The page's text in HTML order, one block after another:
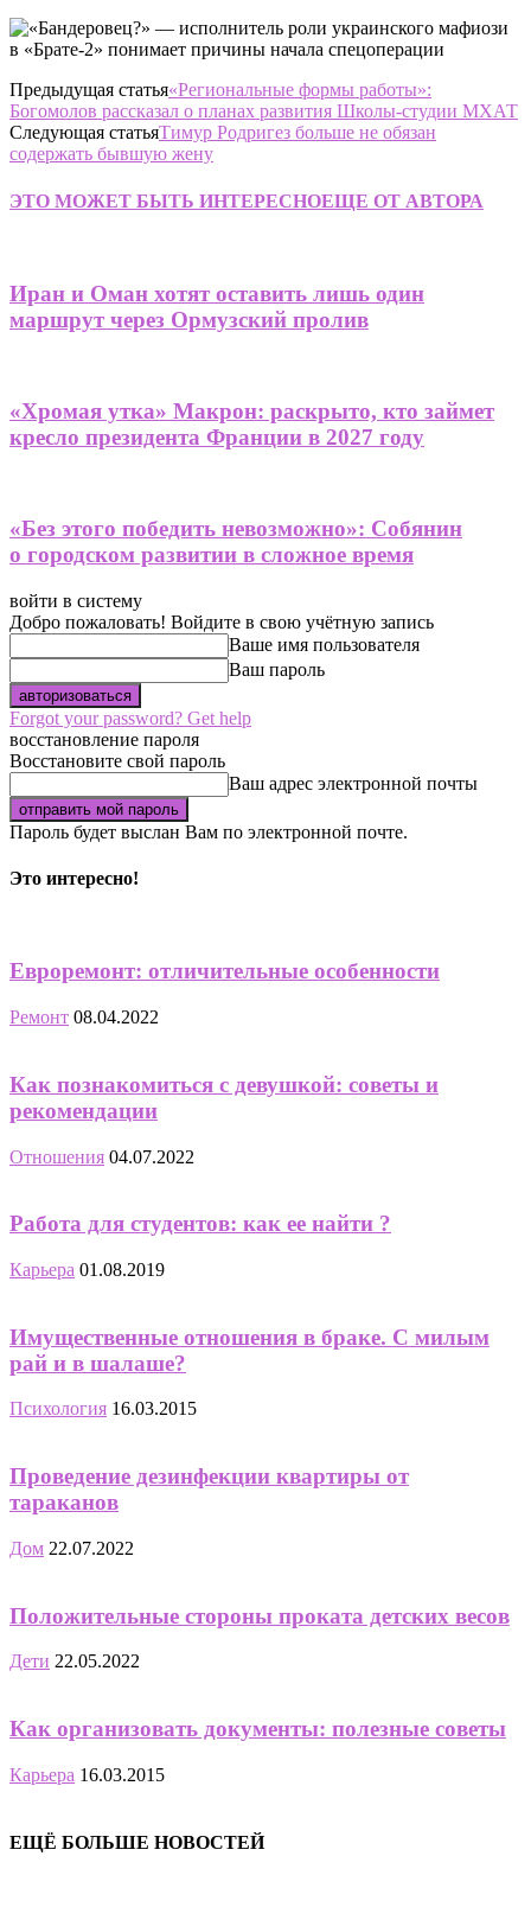
Предыдущая статья«Региональные формы работы»:
Богомолов рассказал о планах развития Школы-студии МХАТ
Следующая статьяТимур Родригез больше не обязан
содержать бывшую жену
ЭТО МОЖЕТ БЫТЬ ИНТЕРЕСНОЕЩЕ ОТ АВТОРА
Иран и Оман хотят оставить лишь один
маршрут через Ормузский пролив
«Хромая утка» Макрон: раскрыто, кто займет
кресло президента Франции в 2027 году
«Без этого победить невозможно»: Собянин
о городском развитии в сложное время
войти в систему
Добро пожаловать! Войдите в свою учётную запись
Ваше имя пользователя
Ваш пароль
Forgot your password? Get help
восстановление пароля
Восстановите свой пароль
Ваш адрес электронной почты
Пароль будет выслан Вам по электронной почте.
Это интересно!
Евроремонт: отличительные особенности
Ремонт 08.04.2022
Как познакомиться с девушкой: советы и
рекомендации
Отношения 04.07.2022
Работа для студентов: как ее найти ?
Карьера 01.08.2019
Имущественные отношения в браке. С милым
рай и в шалаше?
Психология 16.03.2015
Проведение дезинфекции квартиры от
тараканов
Дом 22.07.2022
Положительные стороны проката детских весов
Дети 22.05.2022
Как организовать документы: полезные советы
Карьера 16.03.2015
ЕЩЁ БОЛЬШЕ НОВОСТЕЙ